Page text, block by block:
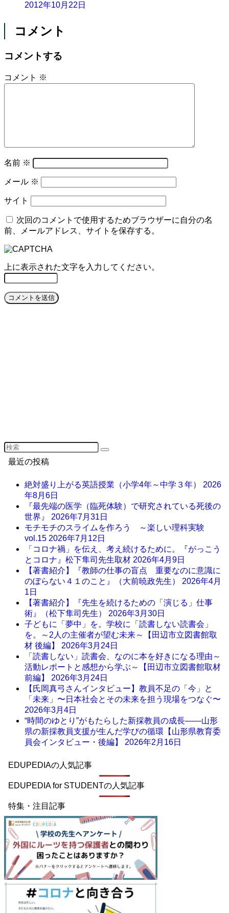
2012年10月22日
コメント
コメントする
コメント ※
名前 ※
メール ※
サイト
次回のコメントで使用するためブラウザーに自分の名
前、メールアドレス、サイトを保存する。
上に表示された文字を入力してください。
最近の投稿
絶対盛り上がる英語授業（小学4年～中学３年） 2026
年8月6日
『最先端の医学（臨死体験）で研究されている死後の
世界』 2026年7月31日
モチモチのスライムを作ろう ～楽しい理科実験
vol.15 2026年7月12日
「コロナ禍」を伝え、考え続けるために。『がっこう
とコロナ』松下隼司先生取材 2026年4月9日
【著書紹介】『教師の仕事の盲点 重要なのに意識に
のぼらない４１のこと』（大前暁政先生） 2026年4月
1日
【著書紹介】『先生を続けるための「演じる」仕事
術』（松下隼司先生） 2026年3月30日
子どもに「夢中」を。学校に「読書しない読書会」
を。～2人の主催者が望む未来～【田辺市立図書館取
材 後編】 2026年3月24日
「読書しない」読書会、なのに本を好きになる理由～
活動レポートと感想から学ぶ～【田辺市立図書館取材
前編】 2026年3月24日
【氏岡真弓さんインタビュー】教員不足の「今」と
「未来」〜日本社会とその未来を担う現場をつなぐ〜
2026年3月4日
“時間のゆとり”がもたらした新採教員の成長――山形
県の新採教員支援が生んだ学びの循環【山形県教育委
員会インタビュー・後編】 2026年2月16日
EDUPEDIAの人気記事
EDUPEDIA for STUDENTの人気記事
特集・注目記事